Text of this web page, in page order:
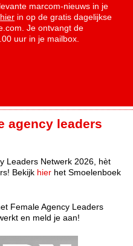
marcom-nieuws in je
hier in op de gratis dagelijkse
Je ontvangt de
uur in je mailbox.
agency leaders
Leaders Netwerk 2026, hèt
Bekijk hier het Smoelenboek
Female Agency Leaders
en meld je aan!